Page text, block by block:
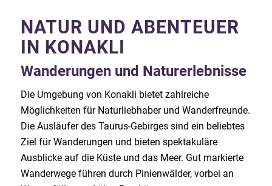
NATUR UND ABENTEUER
IN KONAKLI
Wanderungen und Naturerlebnisse
Die Umgebung von Konakli bietet zahlreiche
Möglichkeiten für Naturliebhaber und Wanderfreunde.
Die Ausläufer des Taurus-Gebirges sind ein beliebtes
Ziel für Wanderungen und bieten spektakuläre
Ausblicke auf die Küste und das Meer. Gut markierte
Wanderwege führen durch Pinienwälder, vorbei an